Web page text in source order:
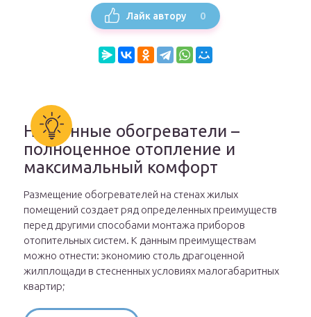
Лайк автору 0
Настенные обогреватели –
полноценное отопление и
максимальный комфорт
Размещение обогревателей на стенах жилых
помещений создает ряд определенных преимуществ
перед другими способами монтажа приборов
отопительных систем. К данным преимуществам
можно отнести: экономию столь драгоценной
жилплощади в стесненных условиях малогабаритных
квартир;